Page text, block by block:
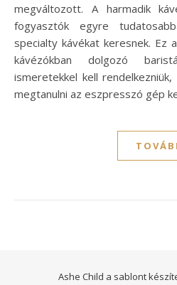
megváltozott. A harmadik
fogyasztók egyre
specialty kávékat keresnek. Ez
kávézókban dolgozó
ismeretekkel kell
megtanulni az eszpresszó gép
Ashe Child a sablont